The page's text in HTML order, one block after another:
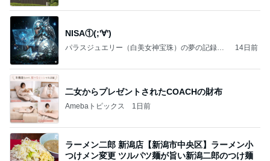
NISA①(;'∀')
パラスジュエリー（白美女神宝珠）の夢の記録
14日前
二女からプレゼントされたCOACHの財布
Amebaトピックス 1日前
ラーメン二郎 新潟店【新潟市中央区】ラーメン小
つけメン変更 ツルパツ麺が旨い新潟二郎のつけ麺